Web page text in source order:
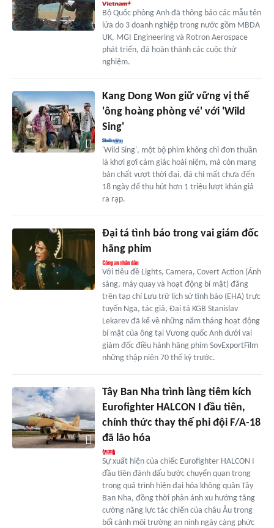
Bộ Quốc phòng Anh đã thông báo các mẫu tên
lửa do 3 doanh nghiệp trong nước gồm MBDA
UK, MGI Engineering và Rotron Aerospace
phát triển, đã hoàn thành các cuộc thử
nghiệm.
Kang Dong Won giữ vững vị thế
'ông hoàng phòng vé' với 'Wild
Sing'
'Wild Sing', một bộ phim không chỉ đơn thuần
là khơi gợi cảm giác hoài niệm, mà còn mang
bản chất vượt thời đại, đã chỉ mất chưa đến
18 ngày để thu hút hơn 1 triệu lượt khán giả
ra rạp.
Đại tá tình báo trong vai giám đốc
hãng phim
Với tiêu đề Lights, Camera, Covert Action (Ánh
sáng, máy quay và hoạt động bí mật) đăng
trên tạp chí Lưu trữ lịch sử tình báo (EHA) trực
tuyến Nga, tác giả, Đại tá KGB Stanislav
Lekarev đã kể về những năm tháng hoạt động
bí mật của ông tại Vương quốc Anh dưới vai
giám đốc điều hành hãng phim SovExportFilm
những thập niên 70 thế kỷ trước.
Tây Ban Nha trình làng tiêm kích
Eurofighter HALCON I đầu tiên,
chính thức thay thế phi đội F/A-18
đã lão hóa
Sự xuất hiện của chiếc Eurofighter HALCON I
đầu tiên đánh dấu bước chuyển quan trọng
trong quá trình hiện đại hóa không quân Tây
Ban Nha, đồng thời phản ánh xu hướng tăng
cường năng lực tác chiến của châu Âu trong
bối cảnh môi trường an ninh ngày càng phức